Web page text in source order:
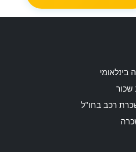
בינלאומי
שכור
רכב בחו"ל